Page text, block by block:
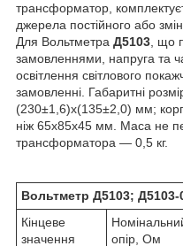
трансформатор,
джерела постійного або
Для Вольтметра Д5103, що
замовленнями, напруга та
освітлення світлового
замовленні. Габаритні
(230±1,6)х(135±2,0) мм;
ніж 65х85x45 мм. Маса не
трансформатора — 0,5 кг.
Вольтметр Д5103; Д5103-
Кінцеве
значення
опір, Ом